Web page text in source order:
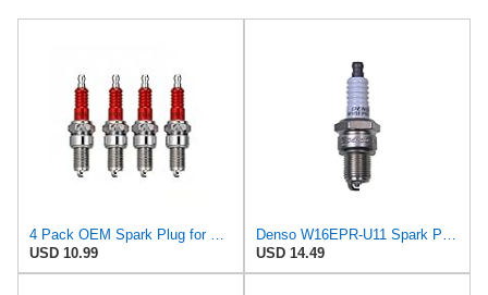
4 Pack OEM Spark Plug for NGK BPR5ES Torch F5TC F5RTC Champion 322 RN11YC 404 RN12YC 8405, for
USD 10.99
Denso W16EPR-U11 Spark Plug-Resistor-Stock #3201
USD 14.49